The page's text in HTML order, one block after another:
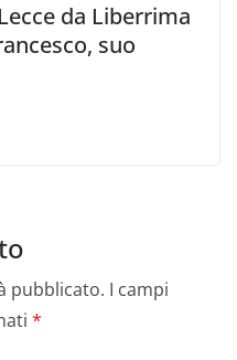
da Liberrima
suo
pubblicato. I campi
*